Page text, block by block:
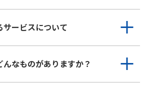
サービスについて
なものがありますか？